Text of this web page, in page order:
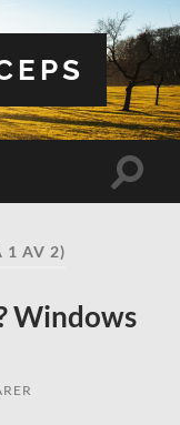
Slå
1 AV 2)
Windows